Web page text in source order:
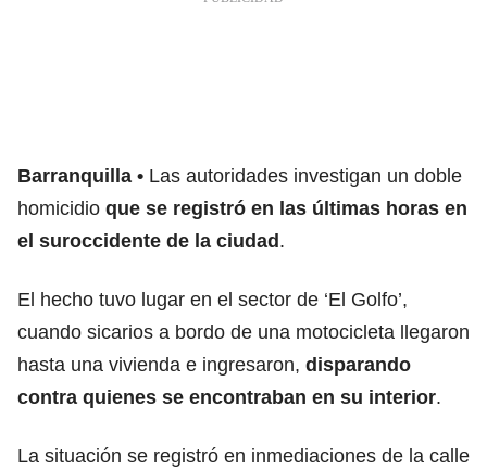
Barranquilla
Las autoridades investigan un doble
homicidio que se registró en las últimas horas en
el suroccidente de la ciudad .
El hecho tuvo lugar en el sector de ‘El Golfo’,
cuando sicarios a bordo de una motocicleta llegaron
hasta una vivienda e ingresaron, disparando
contra quienes se encontraban en su interior.
La situación se registró en inmediaciones de la calle